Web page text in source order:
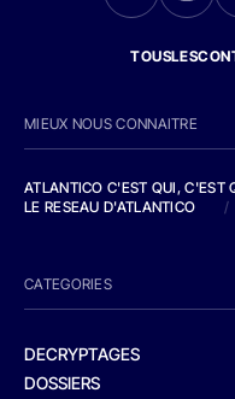
MIEUX NOUS CONNAITRE
ATLANTICO C'EST QUI, C'EST
LE RESEAU D'ATLANTICO
/
CATEGORIES
DECRYPTAGES
DOSSIERS